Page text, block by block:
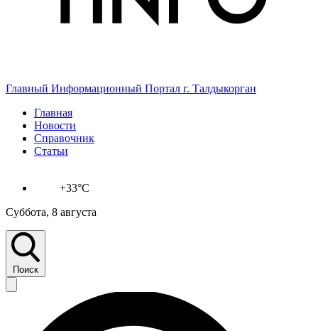
Главный Информационный Портал г. Талдыкорган
Главная
Новости
Справочник
Статьи
+33°C
Суббота, 8 августа
Поиск